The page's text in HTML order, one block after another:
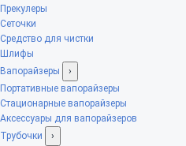
Прекулеры
Сеточки
Средство для чистки
Шлифы
Вапорайзеры
›
Портативные вапорайзеры
Стационарные вапорайзеры
Аксессуары для вапорайзеров
Трубочки
›